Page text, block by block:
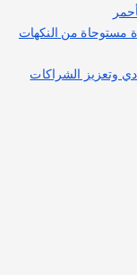
مستوحاة من النكهات
وتعزيز الشراكات